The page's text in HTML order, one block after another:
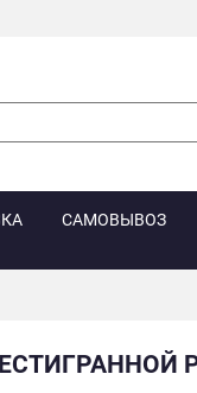
САМОВЫВОЗ